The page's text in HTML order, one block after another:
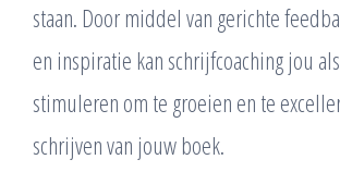
staan. Door middel van gerichte
en inspiratie kan schrijfcoaching jou
stimuleren om te groeien en te
schrijven van jouw boek.